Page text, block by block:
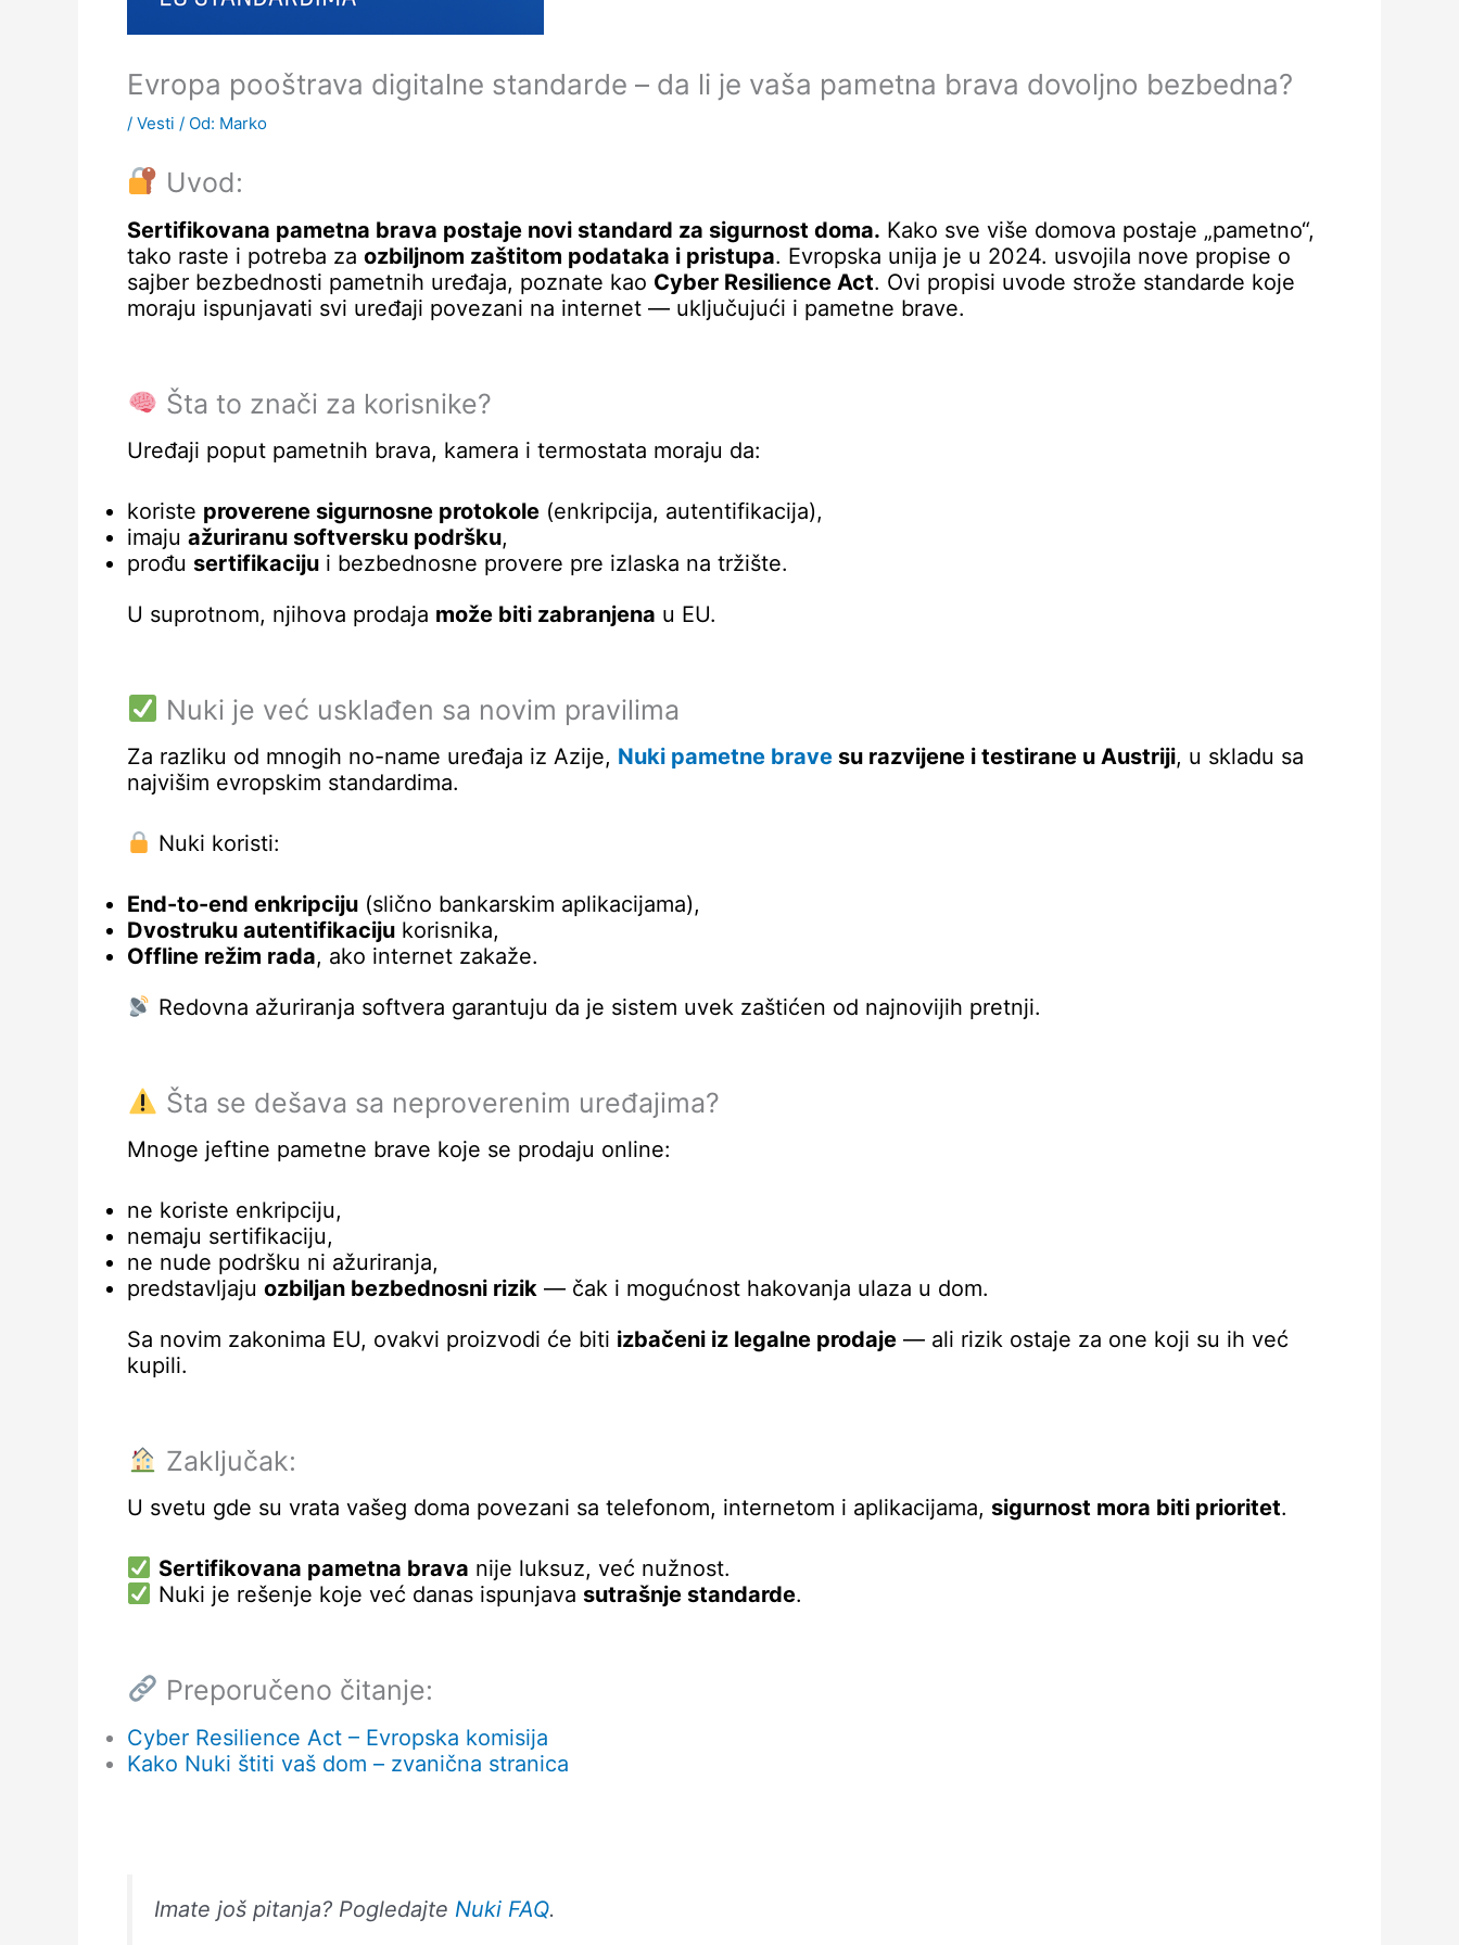
Evropa pooštrava digitalne standarde – da li je vaša pametna brava dovoljno bezbedna?
/ Vesti / Od: Marko
Uvod:
Sertifikovana pametna brava postaje novi standard za sigurnost doma. Kako sve više domova postaje „pametno“,
tako raste i potreba za ozbiljnom zaštitom podataka i pristupa. Evropska unija je u 2024. usvojila nove propise o
sajber bezbednosti pametnih uređaja, poznate kao Cyber Resilience Act. Ovi propisi uvode strože standarde koje
moraju ispunjavati svi uređaji povezani na internet — uključujući i pametne brave.
Šta to znači za korisnike?
Uređaji poput pametnih brava, kamera i termostata moraju da:
koriste proverene sigurnosne protokole (enkripcija, autentifikacija),
imaju ažuriranu softversku podršku,
prođu sertifikaciju i bezbednosne provere pre izlaska na tržište.
U suprotnom, njihova prodaja može biti zabranjena u EU.
Nuki je već usklađen sa novim pravilima
Za razliku od mnogih no-name uređaja iz Azije, Nuki pametne brave su razvijene i testirane u Austriji, u skladu sa
najvišim evropskim standardima.
Nuki koristi:
End-to-end enkripciju (slično bankarskim aplikacijama),
Dvostruku autentifikaciju korisnika,
Offline režim rada, ako internet zakaže.
Redovna ažuriranja softvera garantuju da je sistem uvek zaštićen od najnovijih pretnji.
Šta se dešava sa neproverenim uređajima?
Mnoge jeftine pametne brave koje se prodaju online:
ne koriste enkripciju,
nemaju sertifikaciju,
ne nude podršku ni ažuriranja,
predstavljaju ozbiljan bezbednosni rizik — čak i mogućnost hakovanja ulaza u dom.
Sa novim zakonima EU, ovakvi proizvodi će biti izbačeni iz legalne prodaje — ali rizik ostaje za one koji su ih već
kupili.
Zaključak:
U svetu gde su vrata vašeg doma povezani sa telefonom, internetom i aplikacijama, sigurnost mora biti prioritet.
Sertifikovana pametna brava nije luksuz, već nužnost.
Nuki je rešenje koje već danas ispunjava sutrašnje standarde.
Preporučeno čitanje:
Cyber Resilience Act – Evropska komisija
Kako Nuki štiti vaš dom – zvanična stranica
Imate još pitanja? Pogledajte Nuki FAQ.